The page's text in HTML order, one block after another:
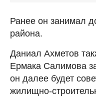
Ранее он занимал
района.
Даниал Ахметов
Ермака Салимова
он далее будет
жилищно-